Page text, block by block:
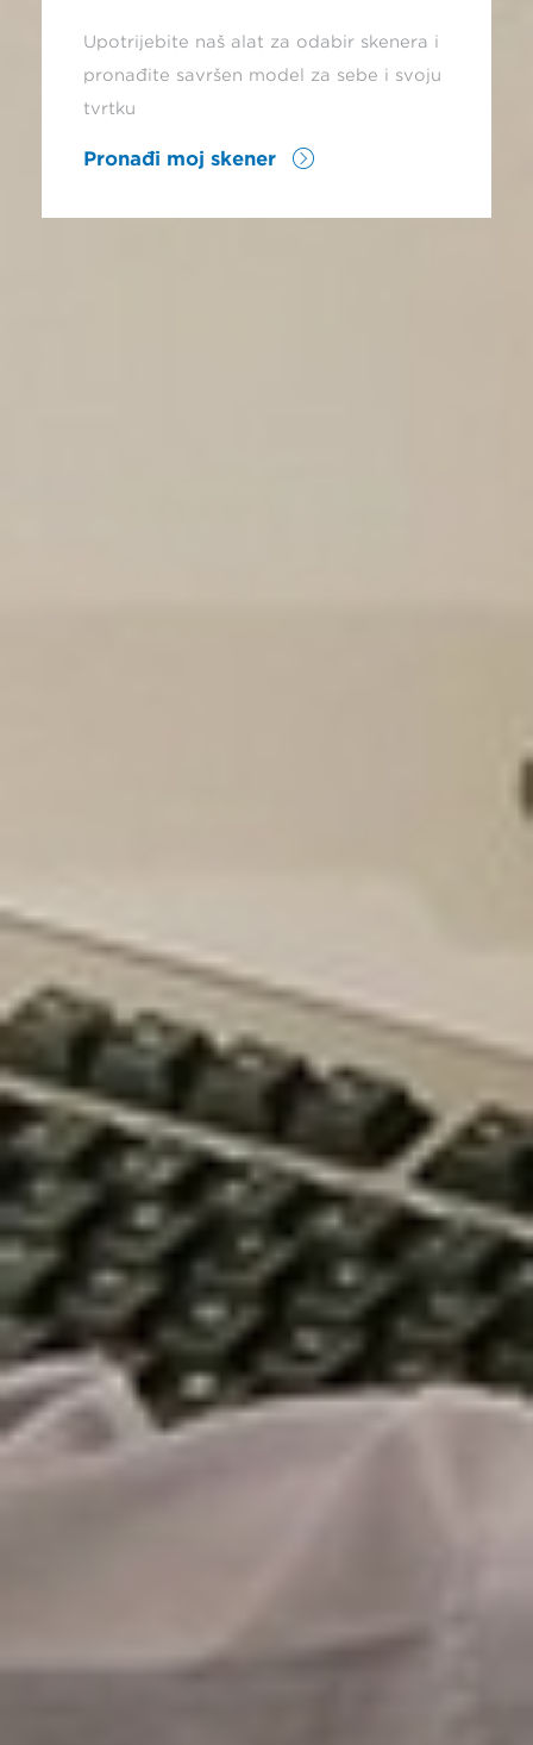
Upotrijebite naš alat za odabir skenera i
pronađite savršen model za sebe i svoju
tvrtku
Pronađi moj skener